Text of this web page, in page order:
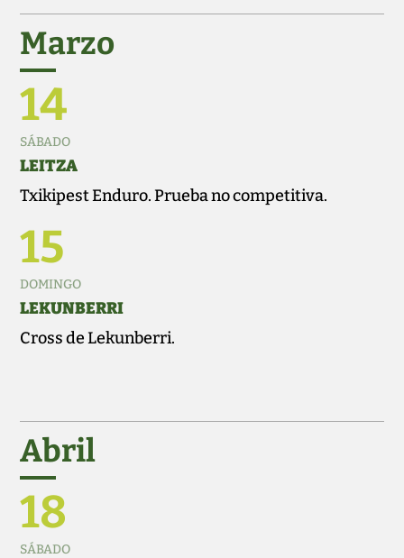
Marzo
14
SÁBADO
LEITZA
Txikipest Enduro. Prueba no competitiva.
15
DOMINGO
LEKUNBERRI
Cross de Lekunberri.
Abril
18
SÁBADO